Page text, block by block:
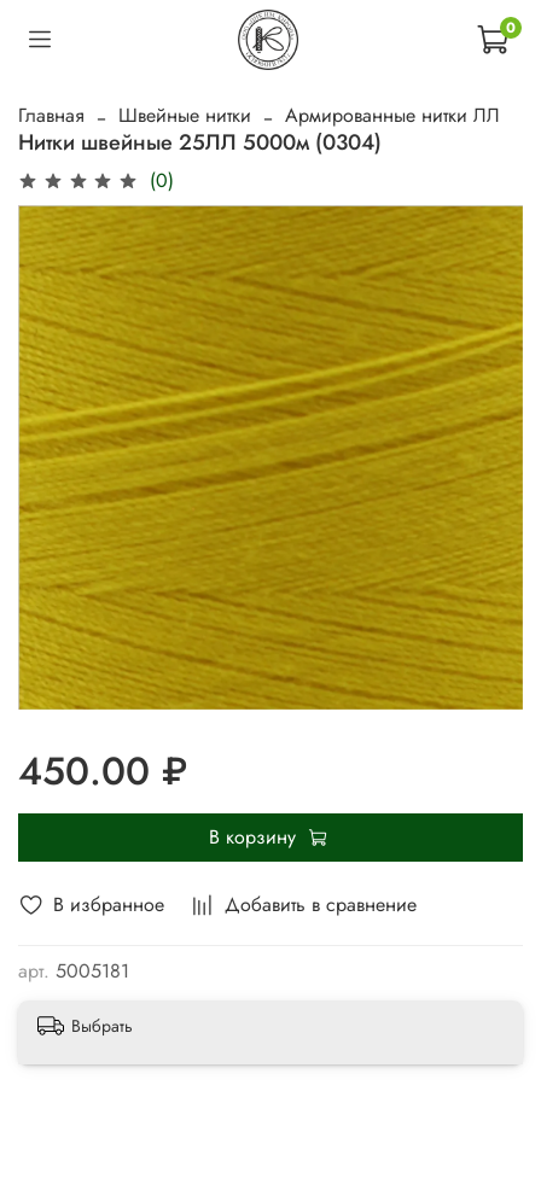
0
Главная Швейные нитки Армированные нитки ЛЛ
Нитки швейные 25ЛЛ 5000м (0304)
(0)
В избранное Добавить в сравнение
арт. 5005181
450.00 ₽
В корзину
Выбрать